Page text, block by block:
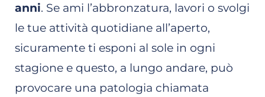
anni. Se ami l’abbronzatura, lavori o svolgi
le tue attività quotidiane all’aperto,
sicuramente ti esponi al sole in ogni
stagione e questo, a lungo andare, può
provocare una patologia chiamata